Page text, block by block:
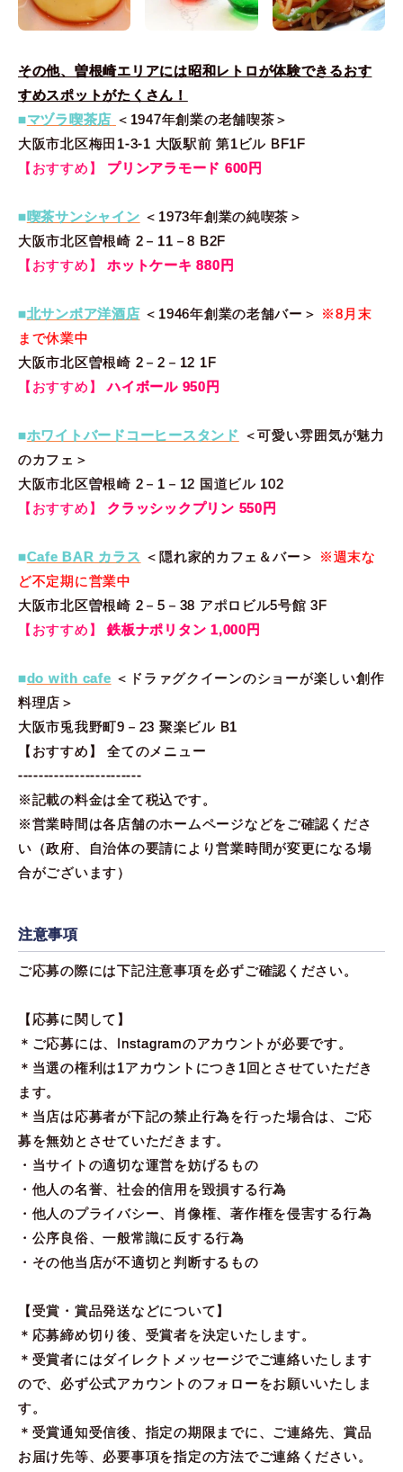
その他、曽根崎エリアには昭和レトロが体験できるおす
すめスポットがたくさん！
■マヅラ喫茶店 ＜1947年創業の老舗喫茶＞
大阪市北区梅田1-3-1 大阪駅前 第1ビル BF1F
【おすすめ】 プリンアラモード 600円
■喫茶サンシャイン ＜1973年創業の純喫茶＞
大阪市北区曽根崎 2－11－8 B2F
【おすすめ】
ホットケーキ 880円
■北サンボア洋酒店＜1946年創業の老舗バー＞ ※8月末
まで休業中
大阪市北区曽根崎 2－2－12 1F
【おすすめ】ハイボール 950円
■ホワイトバードコーヒースタンド
＜可愛い雰囲気が魅力
のカフェ＞
大阪市北区曽根崎 2－1－12 国道ビル 102
【おすすめ】 クラッシックプリン 550円
■Cafe BAR カラス ＜隠れ家的カフェ＆バー＞
※週末な
ど不定期に営業中
大阪市北区曽根崎 2－5－38 アポロビル5号館 3F
【おすすめ】鉄板ナポリタン 1,000円
■do with cafe ＜ドラァグクイーンのショーが楽しい創作
料理店＞
大阪市兎我野町9－23 聚楽ビル B1
【おすすめ】 全てのメニュー
------------------------
※記載の料金は全て税込です。
※営業時間は各店舗のホームページなどをご確認くださ
い（政府、自治体の要請により営業時間が変更になる場
合がございます）
注意事項
ご応募の際には下記注意事項を必ずご確認ください。
【応募に関して】
＊ご応募には、Instagramのアカウントが必要です。
＊当選の権利は1アカウントにつき1回とさせていただき
ます。
＊当店は応募者が下記の禁止行為を行った場合は、ご応
募を無効とさせていただきます。
・当サイトの適切な運営を妨げるもの
・他人の名誉、社会的信用を毀損する行為
・他人のプライバシー、肖像権、著作権を侵害する行為
・公序良俗、一般常識に反する行為
・その他当店が不適切と判断するもの
【受賞・賞品発送などについて】
＊応募締め切り後、受賞者を決定いたします。
＊受賞者にはダイレクトメッセージでご連絡いたします
ので、必ず公式アカウントのフォローをお願いいたしま
す。
＊受賞通知受信後、指定の期限までに、ご連絡先、賞品
お届け先等、必要事項を指定の方法でご連絡ください。